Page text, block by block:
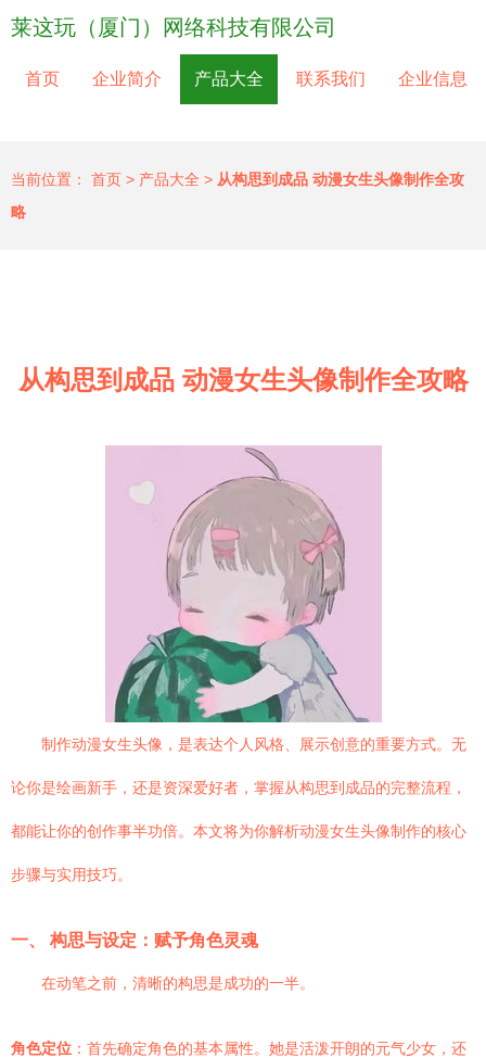
莱这玩（厦门）网络科技有限公司
首页 企业简介 产品大全 联系我们 企业信息
当前位置： 首页 > 产品大全 > 从构思到成品 动漫女生头像制作全攻
略
从构思到成品 动漫女生头像制作全攻略
制作动漫女生头像，是表达个人风格、展示创意的重要方式。无
论你是绘画新手，还是资深爱好者，掌握从构思到成品的完整流程，
都能让你的创作事半功倍。本文将为你解析动漫女生头像制作的核心
步骤与实用技巧。
一、 构思与设定：赋予角色灵魂
在动笔之前，清晰的构思是成功的一半。
角色定位 ：首先确定角色的基本属性。她是活泼开朗的元气少女，还